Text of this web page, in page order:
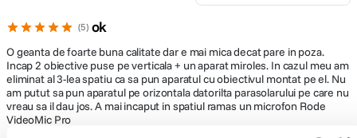
5 ok
O geanta de foarte buna calitate dar e mai mica decat pare in poza.
Incap 2 obiective puse pe verticala + un aparat miroles. In cazul meu am
eliminat al 3-lea spatiu ca sa pun aparatul cu obiectivul montat pe el. Nu
am putut sa pun aparatul pe orizontala datorilta parasolarului pe care nu
vreau sa il dau jos. A mai incaput in spatiul ramas un microfon Rode
VideoMic Pro